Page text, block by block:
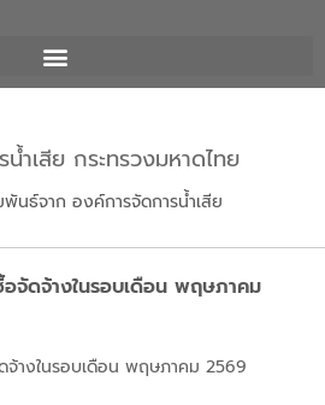
ำเสีย กระทรวงมหาดไทย
พันธ์จาก องค์การจัดการน้ำเสีย
อจัดจ้างในรอบเดือน พฤษภาคม
จ้างในรอบเดือน พฤษภาคม 2569